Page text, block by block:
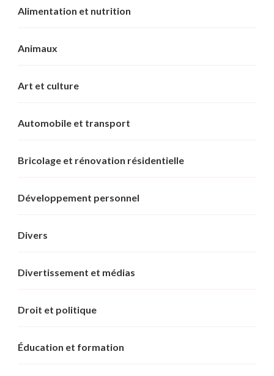
Alimentation et nutrition
Animaux
Art et culture
Automobile et transport
Bricolage et rénovation résidentielle
Développement personnel
Divers
Divertissement et médias
Droit et politique
Éducation et formation